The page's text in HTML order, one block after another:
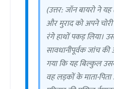
(उत्तर: जॉन बायरो ने
और मुराद को अपने
रंगे हाथों पकड़ लिया।
सावधानीपूर्वक जांच
गया कि यह बिल्कुल
वह लड़कों के माता-